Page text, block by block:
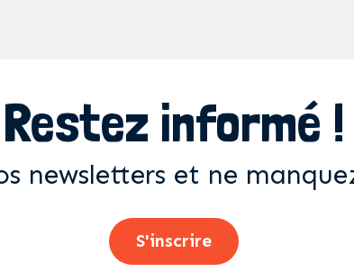
Restez informé !
newsletters et ne
S'inscrire